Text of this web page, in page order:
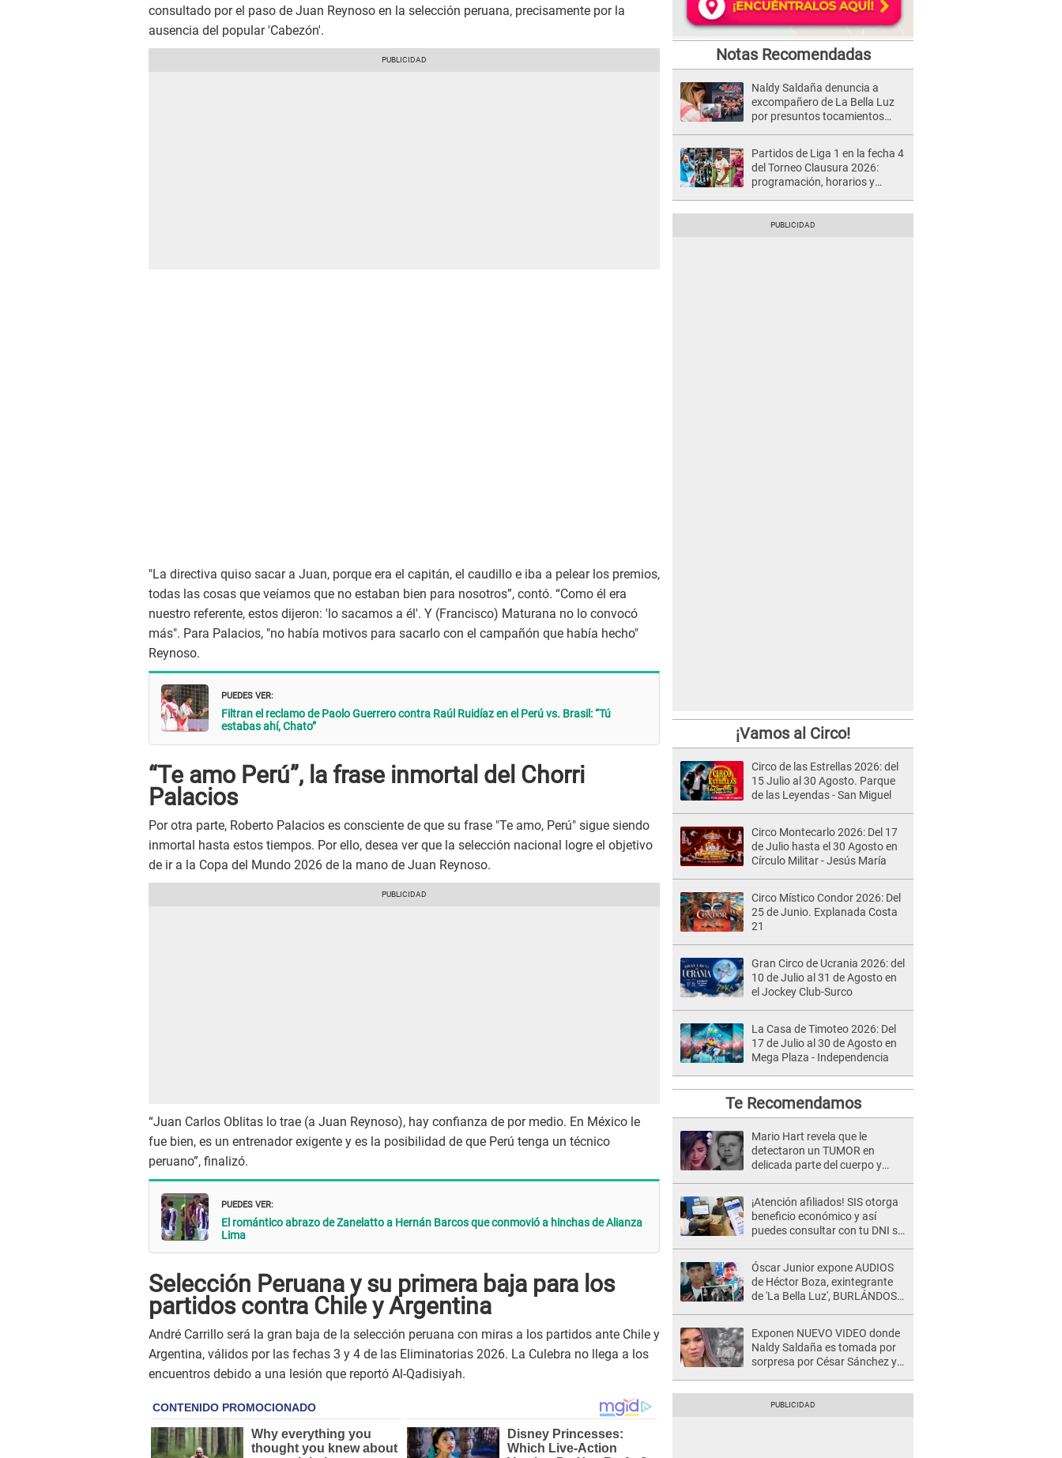
consultado por el paso de Juan Reynoso en la selección peruana, precisamente por la
ausencia del popular 'Cabezón'.
"La directiva quiso sacar a Juan, porque era el capitán, el caudillo e iba a pelear los premios,
todas las cosas que veíamos que no estaban bien para nosotros”, contó. “Como él era
nuestro referente, estos dijeron: 'lo sacamos a él'. Y (Francisco) Maturana no lo convocó
más". Para Palacios, "no había motivos para sacarlo con el campañón que había hecho"
Reynoso.
PUEDES VER:
Filtran el reclamo de Paolo Guerrero contra Raúl Ruidíaz en el Perú vs. Brasil: “Tú
estabas ahí, Chato”
“Te amo Perú”, la frase inmortal del Chorri
Palacios
Por otra parte, Roberto Palacios es consciente de que su frase "Te amo, Perú" sigue siendo
inmortal hasta estos tiempos. Por ello, desea ver que la selección nacional logre el objetivo
de ir a la Copa del Mundo 2026 de la mano de Juan Reynoso.
“Juan Carlos Oblitas lo trae (a Juan Reynoso), hay confianza de por medio. En México le
fue bien, es un entrenador exigente y es la posibilidad de que Perú tenga un técnico
peruano”, finalizó.
PUEDES VER:
El romántico abrazo de Zanelatto a Hernán Barcos que conmovió a hinchas de Alianza
Lima
Selección Peruana y su primera baja para los
partidos contra Chile y Argentina
André Carrillo será la gran baja de la selección peruana con miras a los partidos ante Chile y
Argentina, válidos por las fechas 3 y 4 de las Eliminatorias 2026. La Culebra no llega a los
encuentros debido a una lesión que reportó Al-Qadisiyah.
Notas Recomendadas
Naldy Saldaña denuncia a
excompañero de La Bella Luz
por presuntos tocamientos
Partidos de Liga 1 en la fecha 4
del Torneo Clausura 2026:
programación, horarios y
¡Vamos al Circo!
Circo de las Estrellas 2026: del
15 Julio al 30 Agosto. Parque
de las Leyendas - San Miguel
Circo Montecarlo 2026: Del 17
de Julio hasta el 30 Agosto en
Círculo Militar - Jesús María
Circo Místico Condor 2026: Del
25 de Junio. Explanada Costa
21
Gran Circo de Ucrania 2026: del
10 de Julio al 31 de Agosto en
el Jockey Club-Surco
La Casa de Timoteo 2026: Del
17 de Julio al 30 de Agosto en
Mega Plaza - Independencia
Te Recomendamos
Mario Hart revela que le
detectaron un TUMOR en
delicada parte del cuerpo y
¡Atención afiliados! SIS otorga
beneficio económico y así
puedes consultar con tu DNI si
Óscar Junior expone AUDIOS
de Héctor Boza, exintegrante
de 'La Bella Luz', BURLÁNDOSE
Exponen NUEVO VIDEO donde
Naldy Saldaña es tomada por
sorpresa por César Sánchez y